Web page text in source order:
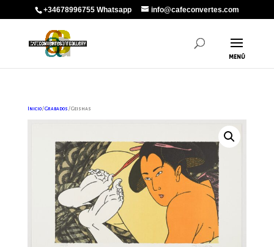
+34678996755 Whatsapp info@cafeconvertes.com
Inicio/Grabados / Geishas